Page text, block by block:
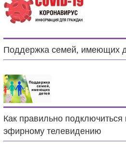
Поддержка семей, имеющих
Как правильно
эфирному телевидению